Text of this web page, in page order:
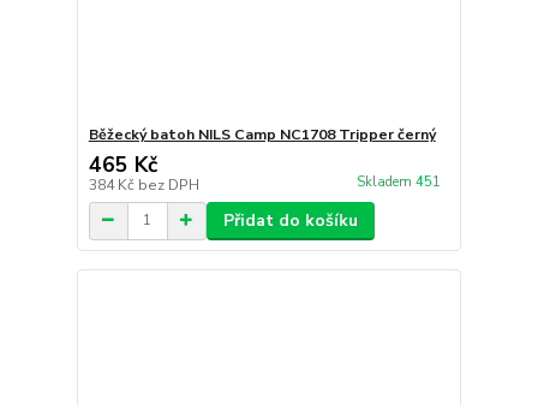
Běžecký batoh NILS Camp NC1708 Tripper černý
465 Kč
384 Kč bez DPH Skladem 451
Přidat do košíku